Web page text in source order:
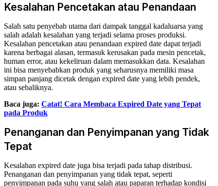
Kesalahan Pencetakan atau Penandaan
Salah satu penyebab utama dari dampak tanggal kadaluarsa yang
salah adalah kesalahan yang terjadi selama proses produksi.
Kesalahan pencetakan atau penandaan expired date dapat terjadi
karena berbagai alasan, termasuk kerusakan pada mesin pencetak,
human error, atau kekeliruan dalam memasukkan data. Kesalahan
ini bisa menyebabkan produk yang seharusnya memiliki masa
simpan panjang dicetak dengan expired date yang lebih pendek,
atau sebaliknya.
Baca juga: Catat! Cara Membaca Expired Date yang Tepat
pada Produk
Penanganan dan Penyimpanan yang Tidak
Tepat
Kesalahan expired date juga bisa terjadi pada tahap distribusi.
Penanganan dan penyimpanan yang tidak tepat, seperti
penyimpanan pada suhu yang salah atau paparan terhadap kondisi